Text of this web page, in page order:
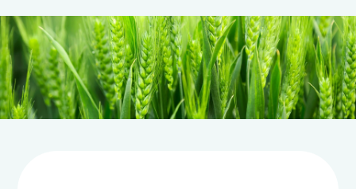
population and protecting crops, especially apples
and pears. It is an environmentally friendly and
highly effective tool for pest management.